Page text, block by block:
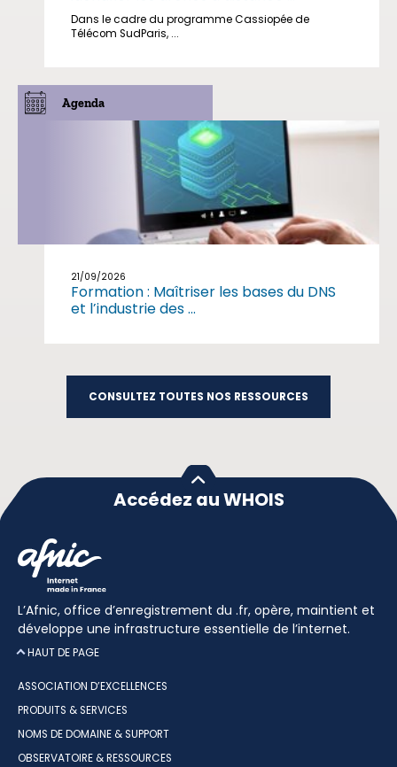
Dans le cadre du programme Cassiopée de
Télécom SudParis, ...
Agenda
21/09/2026
Formation : Maîtriser les bases du DNS
et l’industrie des ...
CONSULTEZ TOUTES NOS RESSOURCES
Accédez au WHOIS
L’Afnic, office d’enregistrement du .fr, opère, maintient et
développe une infrastructure essentielle de l’internet.
HAUT DE PAGE
ASSOCIATION D’EXCELLENCES
PRODUITS & SERVICES
NOMS DE DOMAINE & SUPPORT
OBSERVATOIRE & RESSOURCES